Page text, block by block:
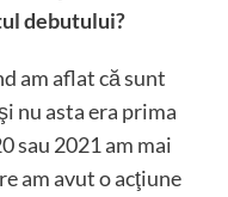
debutului?
am aflat că sunt
nu asta era prima
sau 2021 am mai
am avut o acţiune